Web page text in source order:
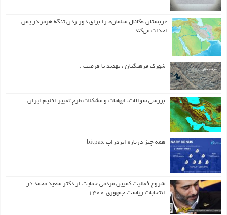
عربستان «کانال سلمان» را برای دور زدن تنگه هرمز در یمن
احداث می‌کند
شهرک فرهنگیان ، تهدید یا فرصت :
بررسی سوالات، ابهامات و مشکلات طرح تغییر اقلیم ایران
همه چیز درباره ایردراپ bitpax
شروع فعالیت کمپین مردمی حمایت از دکتر سعید محمد در
انتخابات ریاست جمهوری ۱۴۰۰